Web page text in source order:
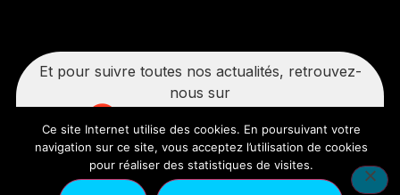
Et pour suivre toutes nos actualités, retrouvez-
nous sur
Ce site Internet utilise des cookies. En poursuivant votre
navigation sur ce site, vous acceptez l’utilisation de cookies
pour réaliser des statistiques de visites.